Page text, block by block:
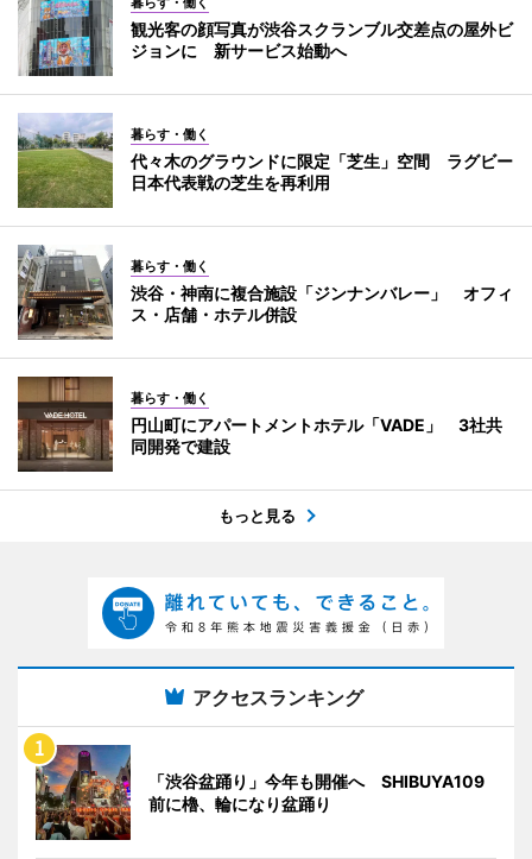
観光客の顔写真が渋谷スクランブル交差点の屋外ビ
ジョンに 新サービス始動へ
暮らす・働く
代々木のグラウンドに限定「芝生」空間 ラグビー
日本代表戦の芝生を再利用
暮らす・働く
渋谷・神南に複合施設「ジンナンバレー」 オフィ
ス・店舗・ホテル併設
暮らす・働く
円山町にアパートメントホテル「VADE」 3社共
同開発で建設
もっと見る
アクセスランキング
「渋谷盆踊り」今年も開催へ SHIBUYA109
前に櫓、輪になり盆踊り